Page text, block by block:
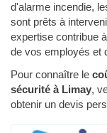
d'alarme incendie,
sont prêts à
expertise contribue
de vos employés et
Pour connaître le
sécurité à Limay,
obtenir un devis